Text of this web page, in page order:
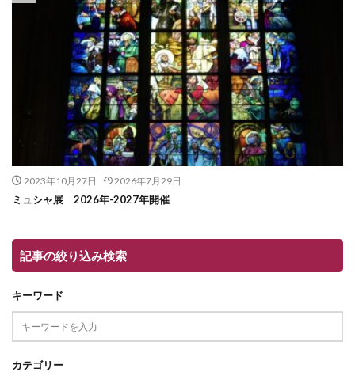
2023年10月27日 2026年7月29日
ミュシャ展 2026年-2027年開催
記事の絞り込み検索
キーワード
カテゴリー